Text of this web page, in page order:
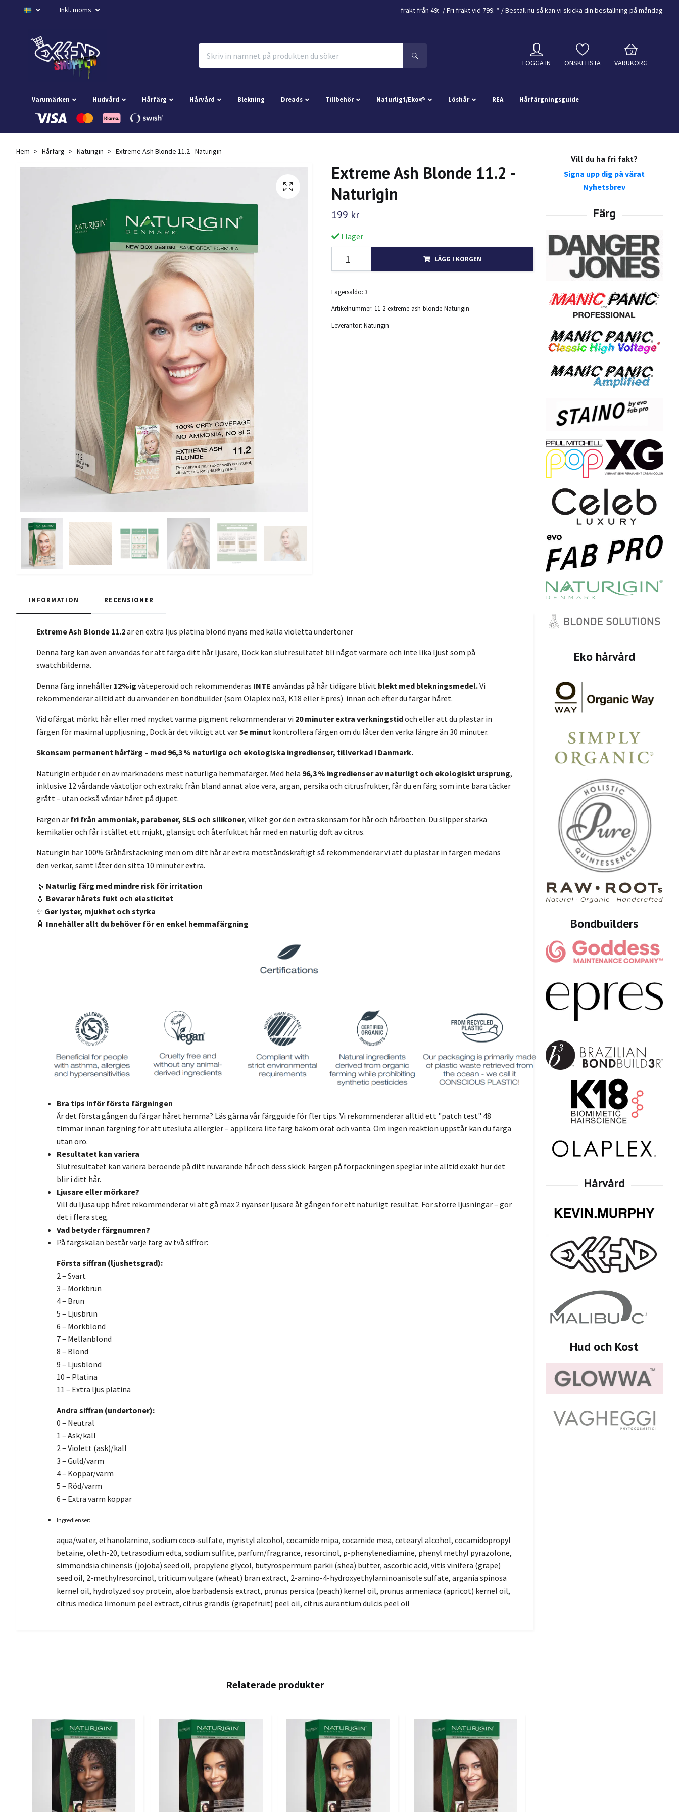
Inkl. moms frakt från 49:- /Fri frakt vid 799:-* / Beställ nu så kan vi skicka din beställning på måndag
LOGGA IN ÖNSKELISTA
0
VARUKORG
Varumärken Hudvård Hårfärg Hårvård Blekning Dreads Tillbehör Naturligt/Eko🌱 Löshår REA Hårfärgningsguide
Vill du ha fri fakt?
Signa upp dig på vårat
Nyhetsbrev
Hem Hårfärg Naturigin Extreme Ash Blonde 11.2 - Naturigin
Extreme Ash Blonde 11.2 -
Naturigin
199 kr
I lager
LÄGG I KORGEN
Lagersaldo: 3
Artikelnummer: 11-2-extreme-ash-blonde-Naturigin
Leverantör: Naturigin
INFORMATION RECENSIONER
Extreme Ash Blonde 11.2är en extra ljus platina blond nyans med kalla violetta undertoner
Denna färg kan även användas för att färga ditt hår ljusare, Dock kan slutresultatet bli något varmare och inte lika ljust som på
swatchbilderna.
Denna färg innehåller 12%ig väteperoxid och rekommenderas INTE användas på hår tidigare blivit blekt med blekningsmedel.Vi
rekommenderar alltid att du använder en bondbuilder (som Olaplex no3, K18 eller Epres) innan och efter du färgar håret.
Vid ofärgat mörkt hår eller med mycket varma pigment rekommenderar vi 20 minuter extra verkningstidoch eller att du plastar in
färgen för maximal uppljusning, Dock är det viktigt att var5e minut kontrollera färgen om du låter den verka längre än 30 minuter.
Skonsam permanent hårfärg – med 96,3 % naturliga och ekologiska ingredienser, tillverkad i Danmark.
Naturigin erbjuder en av marknadens mest naturliga hemmafärger. Med hela 96,3 % ingredienser av naturligt och ekologiskt ursprung,
inklusive 12 vårdande växtoljor och extrakt från bland annat aloe vera, argan, persika och citrusfrukter, får du en färg som inte bara täcker
grått – utan också vårdar håret på djupet.
Färgen är fri från ammoniak, parabener, SLS och silikoner, vilket gör den extra skonsam för hår och hårbotten. Du slipper starka
kemikalier och får i stället ett mjukt, glansigt och återfuktat hår med en naturlig doft av citrus.
Naturigin har 100% Gråhårstäckning men om ditt hår är extra motståndskraftigt så rekommenderar vi att du plastar in färgen medans
den verkar, samt låter den sitta 10 minuter extra.
🌿 Naturlig färg med mindre risk för irritation
💧 Bevarar hårets fukt och elasticitet
✨ Ger lyster, mjukhet och styrka
🧴 Innehåller allt du behöver för en enkel hemmafärgning
Bra tips inför första färgningen
Är det första gången du färgar håret hemma? Läs gärna vår färgguide för fler tips. Vi rekommenderar alltid ett "patch test" 48
timmar innan färgning för att utesluta allergier – applicera lite färg bakom örat och vänta. Om ingen reaktion uppstår kan du färga
utan oro.
Resultatet kan variera
Slutresultatet kan variera beroende på ditt nuvarande hår och dess skick. Färgen på förpackningen speglar inte alltid exakt hur det
blir i ditt hår.
Ljusare eller mörkare?
Vill du ljusa upp håret rekommenderar vi att gå max 2 nyanser ljusare åt gången för ett naturligt resultat. För större ljusningar – gör
det i flera steg.
Vad betyder färgnumren?
På färgskalan består varje färg av två siffror:
Första siffran (ljushetsgrad):
2 – Svart
3 – Mörkbrun
4 – Brun
5 – Ljusbrun
6 – Mörkblond
7 – Mellanblond
8 – Blond
9 – Ljusblond
10 – Platina
11 – Extra ljus platina
Andra siffran (undertoner):
0 – Neutral
1 – Ask/kall
2 – Violett (ask)/kall
3 – Guld/varm
4 – Koppar/varm
5 – Röd/varm
6 – Extra varm koppar
Ingredienser:
aqua/water, ethanolamine, sodium coco-sulfate, myristyl alcohol, cocamide mipa, cocamide mea, cetearyl alcohol, cocamidopropyl
betaine, oleth-20, tetrasodium edta, sodium sulfite, parfum/fragrance, resorcinol, p-phenylenediamine, phenyl methyl pyrazolone,
simmondsia chinensis (jojoba) seed oil, propylene glycol, butyrospermum parkii (shea) butter, ascorbic acid, vitis vinifera (grape)
seed oil, 2-methylresorcinol, triticum vulgare (wheat) bran extract, 2-amino-4-hydroxyethylaminoanisole sulfate, argania spinosa
kernel oil, hydrolyzed soy protein, aloe barbadensis extract, prunus persica (peach) kernel oil, prunus armeniaca (apricot) kernel oil,
citrus medica limonum peel extract, citrus grandis (grapefruit) peel oil, citrus aurantium dulcis peel oil